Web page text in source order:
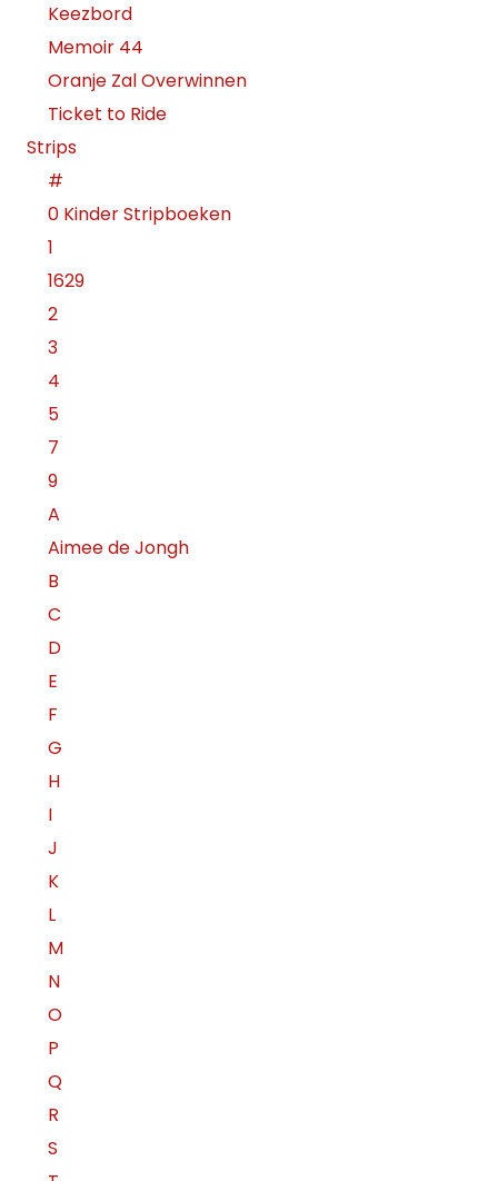
Keezbord
Memoir 44
Oranje Zal Overwinnen
Ticket to Ride
Strips
#
0 Kinder Stripboeken
1
1629
2
3
4
5
7
9
A
Aimee de Jongh
B
C
D
E
F
G
H
I
J
K
L
M
N
O
P
Q
R
S